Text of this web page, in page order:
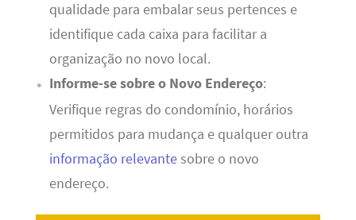
qualidade para embalar seus pertences e
identifique cada caixa para facilitar a
organização no novo local.
Informe-se sobre o Novo Endereço:
Verifique regras do condomínio, horários
permitidos para mudança e qualquer outra
informação relevantesobre o novo
endereço.